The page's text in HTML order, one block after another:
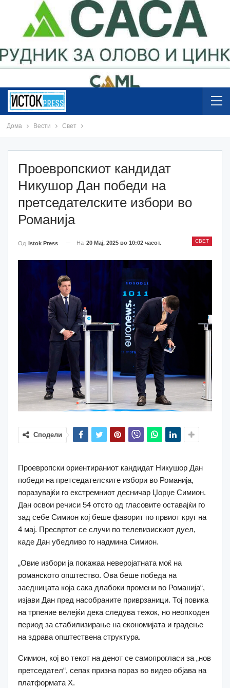
Дома Вести Свет
Проевропскиот кандидат
Никушор Дан победи на
претседателските избори во
Романија
СВЕТ
Од Istok Press На 20 Мај, 2025 во 10:02 часот.
Сподели
Проевропски ориентираниот кандидат Никушор Дан
победи на претседателските избори во Романија,
поразувајќи го екстремниот десничар Џорџе Симион.
Дан освои речиси 54 отсто од гласовите оставајќи го
зад себе Симион кој беше фаворит по првиот круг на
4 мај. Пресвртот се случи по телевизискиот дуел,
каде Дан убедливо го надмина Симион.
„Овие избори ја покажаа неверојатната моќ на
романското општество. Ова беше победа на
заедницата која сака длабоки промени во Романија“,
изјави Дан пред насобраните приврзаници. Тој повика
на трпение велејќи дека следува тежок, но неопходен
период за стабилизирање на економијата и градење
на здрава општествена структура.
Симион, кој во текот на денот се самопрогласи за „нов
претседател“, сепак призна пораз во видео објава на
платформата X.